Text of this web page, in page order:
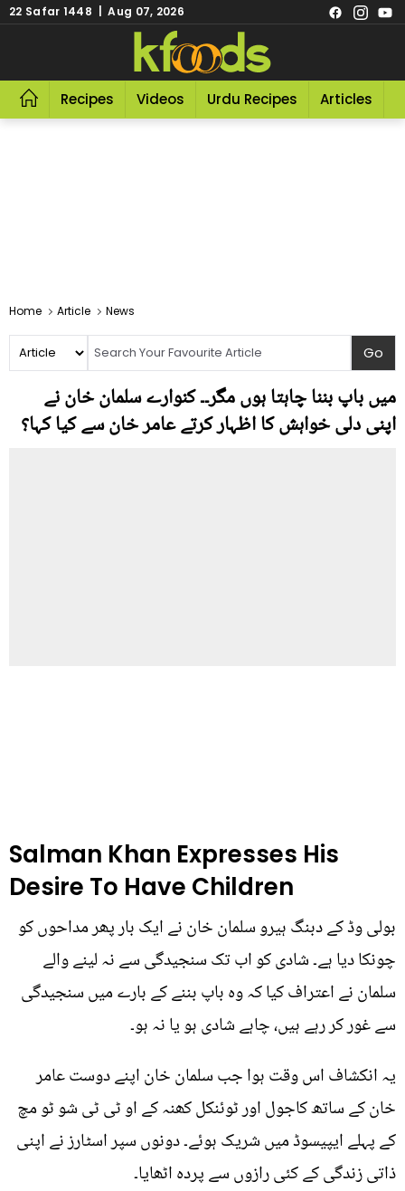
22 Safar 1448 | Aug 07, 2026
Recipes Videos Urdu Recipes Articles
Home Article News
میں باپ بننا چاہتا ہوں مگر۔۔ کنوارے سلمان خان نے
اپنی دلی خواہش کا اظہار کرتے عامر خان سے کیا کہا؟
Salman Khan Expresses His
Desire To Have Children
بولی وڈ کے دبنگ ہیرو سلمان خان نے ایک بار پھر مداحوں کو
چونکا دیا ہے۔ شادی کو اب تک سنجیدگی سے نہ لینے والے
سلمان نے اعتراف کیا کہ وہ باپ بننے کے بارے میں سنجیدگی
سے غور کر رہے ہیں، چاہے شادی ہو یا نہ ہو۔
یہ انکشاف اس وقت ہوا جب سلمان خان اپنے دوست عامر
خان کے ساتھ کاجول اور ٹوئنکل کھنہ کے او ٹی ٹی شو ٹو مچ
کے پہلے ایپیسوڈ میں شریک ہوئے۔ دونوں سپر اسٹارز نے اپنی
ذاتی زندگی کے کئی رازوں سے پردہ اٹھایا۔